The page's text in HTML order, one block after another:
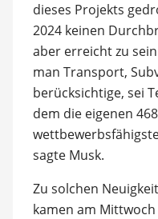
dieses Projekts
2024 keinen
aber erreicht zu
man Transport,
berücksichtige, sei
dem die eigenen
sagte Musk.
Zu solchen
kamen am